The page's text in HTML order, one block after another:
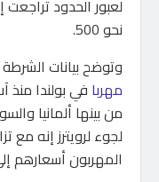
نحو 500.
وتوضح بيانات
مهربا في بولندا
من بينها ألمانيا
لجوء لرويترز إنه مع
المهربون أسعارهم إلى نحو